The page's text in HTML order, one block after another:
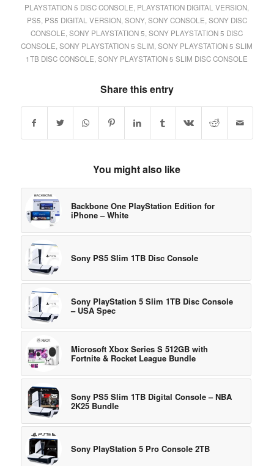
PLAYSTATION 5 DISC CONSOLE PLAYSTATION DIGITAL VERSION
PS5 PS5 DIGITAL VERSION, SONY, SONY CONSOLE SONY DISC
CONSOLE ,SONY PLAYSTATION 5 ,SONY PLAYSTATION 5 DISC
CONSOLE ,SONY PLAYSTATION 5 SLIM ,SONY PLAYSTATION 5 SLIM
1TB DISC CONSOLE ,SONY PLAYSTATION 5 SLIM DISC CONSOLE
Share this entry
You might also like
Backbone One PlayStation Edition for
iPhone – White
Sony PS5 Slim 1TB Disc Console
Sony PlayStation 5 Slim 1TB Disc Console
– USA Spec
Microsoft Xbox Series S 512GB with
Fortnite & Rocket League Bundle
Sony PS5 Slim 1TB Digital Console – NBA
2K25 Bundle
Sony PlayStation 5 Pro Console 2TB